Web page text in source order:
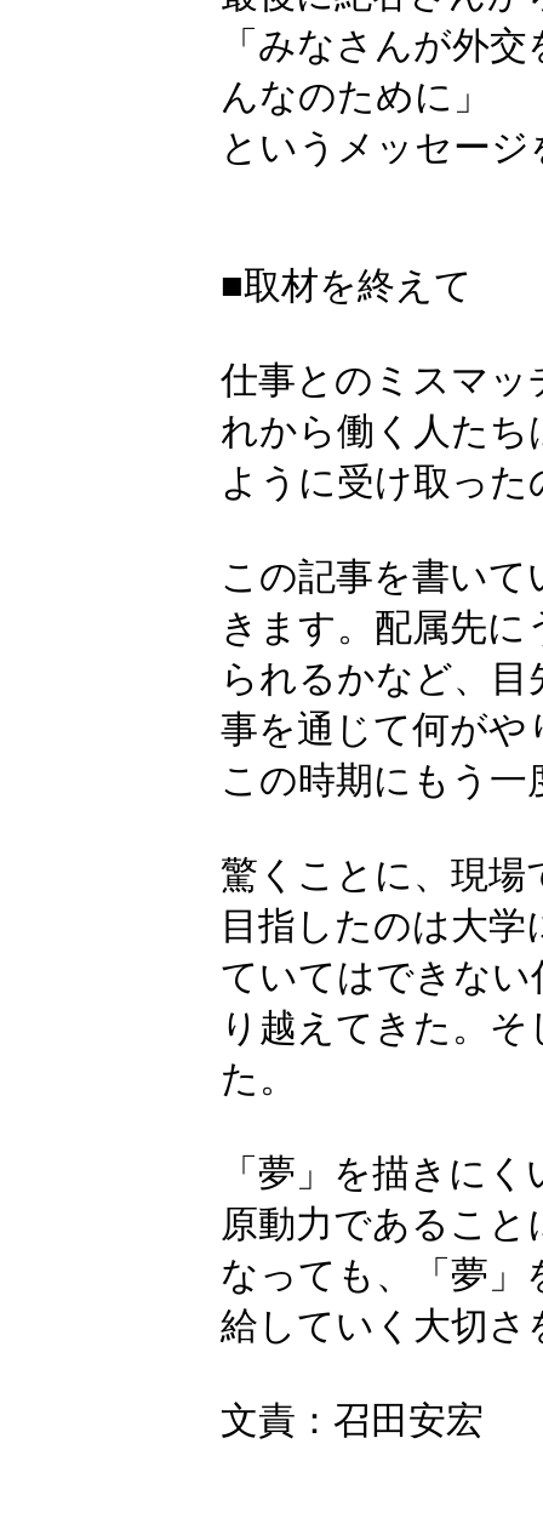
「みなさんが外
んなのために」
というメッセー
■取材を終えて
仕事とのミスマッ
れから働く人た
ように受け取っ
この記事を書い
きます。配属先
られるかなど、
事を通じて何が
この時期にもう
驚くことに、現場
目指したのは大
ていてはできない
り越えてきた。
た。
「夢」を描きに
原動力であるこ
なっても、「夢」
給していく大切さ
文責：召田安宏